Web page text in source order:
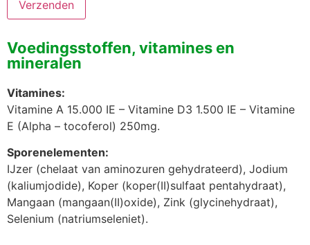
Voedingsstoffen, vitamines en
mineralen
Vitamines:
Vitamine A 15.000 IE – Vitamine D3 1.500 IE – Vitamine
E (Alpha – tocoferol) 250mg.
Sporenelementen:
IJzer (chelaat van aminozuren gehydrateerd), Jodium
(kaliumjodide), Koper (koper(II)sulfaat pentahydraat),
Mangaan (mangaan(II)oxide), Zink (glycinehydraat),
Selenium (natriumseleniet).